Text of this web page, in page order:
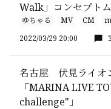
Walk」コンセプト
ゆちゃる MV CM
2022/03/29 20:00
3
名古屋 伏見ライオ
「MARINA LIVE
challenge"」